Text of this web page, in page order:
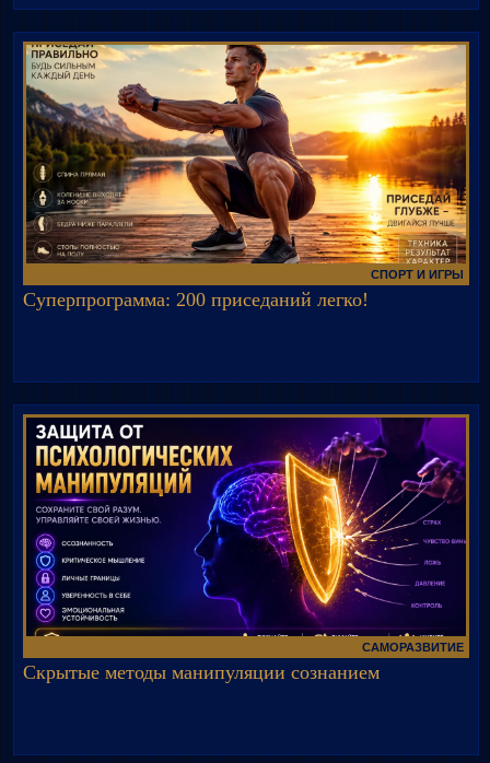
СПОРТ И ИГРЫ
Суперпрограмма: 200 приседаний легко!
САМОРАЗВИТИЕ
Скрытые методы манипуляции сознанием